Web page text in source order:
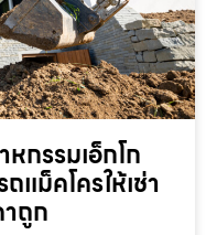
กรรมเอ็กโก
แม็คโครให้เช่า
ถูก